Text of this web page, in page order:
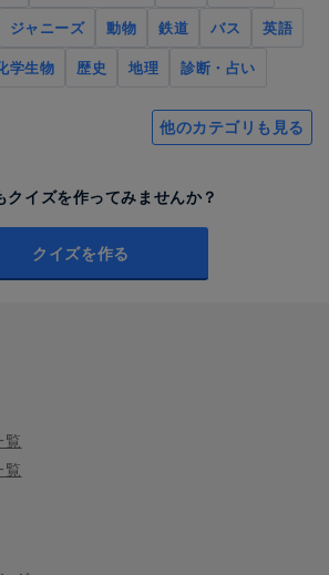
ジャニーズ 動物 鉄道 バス
英語
学生物 歴史 地理 診断・占い
他のカテゴリも見る
クイズを作ってみませんか？
クイズを作る
覧
覧